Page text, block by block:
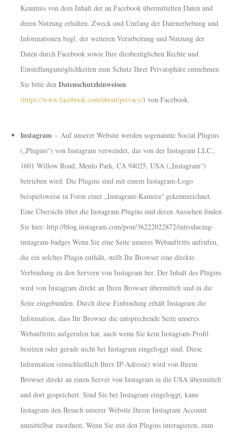
Kenntnis von dem Inhalt der an Facebook übermittelten Daten und
deren Nutzung erhalten. Zweck und Umfang der Datenerhebung und
Informationen bzgl. der weiteren Verarbeitung und Nutzung der
Daten durch Facebook sowie Ihre diesbezüglichen Rechte und
Einstellungsmöglichkeiten zum Schutz Ihrer Privatsphäre entnehmen
Sie bitte den Datenschutzhinweisen
(https://www.facebook.com/about/privacy/) von Facebook.
Instagram – Auf unserer Website werden sogenannte Social Plugins
(„Plugins“) von Instagram verwendet, das von der Instagram LLC.,
1601 Willow Road, Menlo Park, CA 94025, USA („Instagram“)
betrieben wird. Die Plugins sind mit einem Instagram-Logo
beispielsweise in Form einer „Instagram-Kamera“ gekennzeichnet.
Eine Übersicht über die Instagram Plugins und deren Aussehen finden
Sie hier: http://blog.instagram.com/post/36222022872/introducing-
instagram-badges Wenn Sie eine Seite unseres Webauftritts aufrufen,
die ein solches Plugin enthält, stellt Ihr Browser eine direkte
Verbindung zu den Servern von Instagram her. Der Inhalt des Plugins
wird von Instagram direkt an Ihren Browser übermittelt und in die
Seite eingebunden. Durch diese Einbindung erhält Instagram die
Information, dass Ihr Browser die entsprechende Seite unseres
Webauftritts aufgerufen hat, auch wenn Sie kein Instagram-Profil
besitzen oder gerade nicht bei Instagram eingeloggt sind. Diese
Information (einschließlich Ihrer IP-Adresse) wird von Ihrem
Browser direkt an einen Server von Instagram in die USA übermittelt
und dort gespeichert. Sind Sie bei Instagram eingeloggt, kann
Instagram den Besuch unserer Website Ihrem Instagram Account
unmittelbar zuordnen. Wenn Sie mit den Plugins interagieren, zum